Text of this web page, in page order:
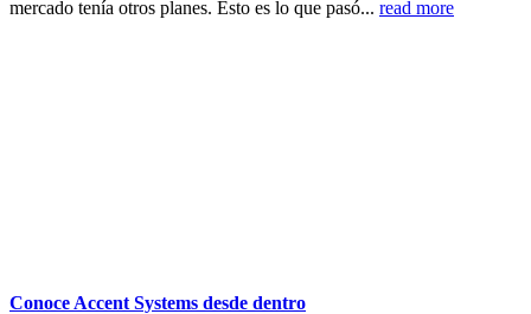
mercado tenía otros planes. Esto es lo que pasó... read more
Conoce Accent Systems desde dentro